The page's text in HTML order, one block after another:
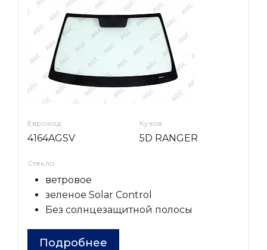
Еврокод
4164AGSV
Кузов
5D RANGER
Стекло
ветровое
зеленое Solar Control
Без солнцезащитной полосы
Подробнее